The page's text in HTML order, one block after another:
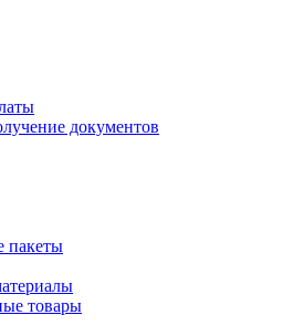
документов
пакеты
товары